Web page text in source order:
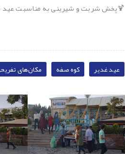
🍹پخش شربت و شیرینی به مناسبت
عید غدیر کوه صفه مکان‌های